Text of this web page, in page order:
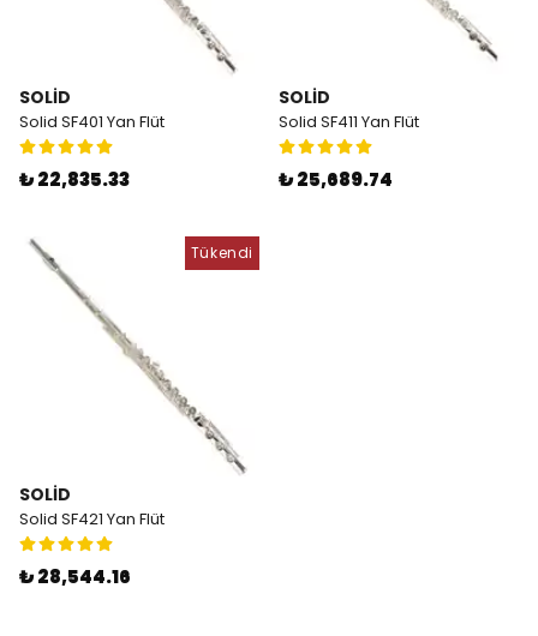
SOLID
Solid SF401 Yan Flüt
₺ 22,835.33
SOLID
Solid SF411 Yan Flüt
₺ 25,689.74
Tükendi
SOLID
Solid SF421 Yan Flüt
₺ 28,544.16